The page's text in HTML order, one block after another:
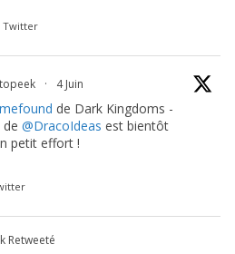
Twitter
· 4 Juin
de Dark Kingdoms -
@DracoIdeas est bientôt
petit effort !
Retweeté